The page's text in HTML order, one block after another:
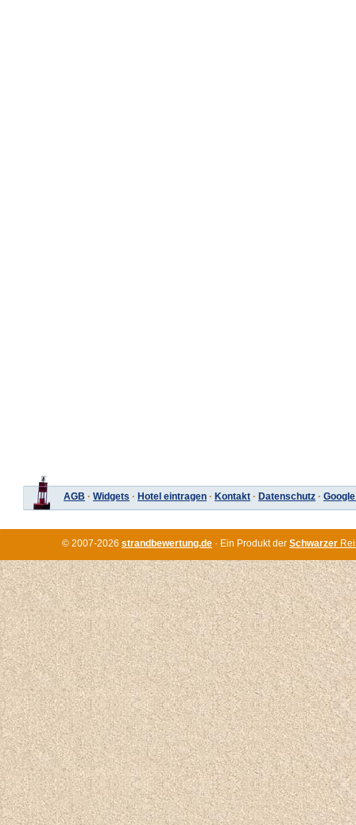
AGB · Widgets · Hotel eintragen · Kontakt · Datenschutz ·
© 2007-2026 strandbewertung.de · Ein Produkt der Schwarzer